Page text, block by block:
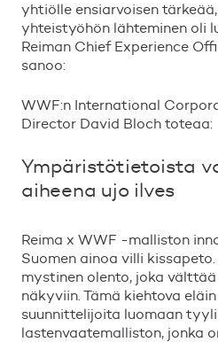
yhtiölle ensiarvoisen tärkeää
yhteistyöhön lähteminen oli
Reiman Chief Experience
sanoo:
WWF:n International
Director David Bloch toteaa:
Ympäristötietoista
aiheena ujo ilves
Reima x WWF -malliston
Suomen ainoa villi
mystinen olento, joka välttää
näkyviin. Tämä kiehtova elä
suunnittelijoita luomaan
lastenvaatemalliston, jonka